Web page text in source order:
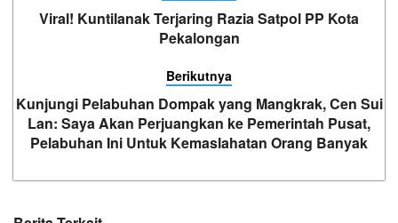
Viral! Kuntilanak Terjaring Razia Satpol PP Kota
Pekalongan
Berikutnya
Kunjungi Pelabuhan Dompak yang Mangkrak, Cen Sui
Lan: Saya Akan Perjuangkan ke Pemerintah Pusat,
Pelabuhan Ini Untuk Kemaslahatan Orang Banyak